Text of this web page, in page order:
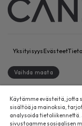
REKISTERÖITY
Italia – HALLINNOLLISET
20861 Brugherio (MB) ja
Yksityisyys Evästeet
Vaihda maata
Käytämme evästeitä, jotta
sisältöä ja mainoksia,
analysoida
sivustoamme sosiaalisen